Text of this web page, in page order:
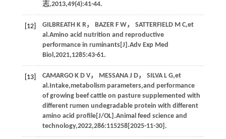
志,2013,49(4):41-44.
[12] GILBREATH K R， BAZER F W， SATTERFIELD M C,et
al.Amino acid nutrition and reproductive
performance in ruminants[J].Adv Exp Med
Biol,2021,1285:43-61.
[13] CAMARGO K D V， MESSANA J D， SILVA L G,et
al.Intake,metabolism parameters,and performance
of growing beef cattle on pasture supplemented with
different rumen undegradable protein with different
amino acid profile[J/OL].Animal feed science and
technology,2022,286:115258[2025-11-30].